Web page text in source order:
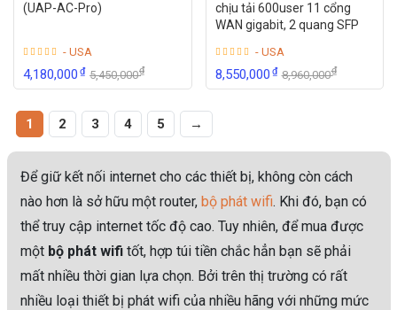
(UAP-AC-Pro)
- USA
4,180,000₫ 5,450,000₫
chịu tải 600user 11 cổng
WAN gigabit, 2 quang SFP
- USA
8,550,000₫ 8,960,000₫
1 2 3 4 5 →
Để giữ kết nối internet cho các thiết bị, không còn cách
nào hơn là sở hữu một router, bộ phát wifi. Khi đó, bạn có
thể truy cập internet tốc độ cao. Tuy nhiên, để mua được
một bộ phát wifitốt, hợp túi tiền chắc hẳn bạn sẽ phải
mất nhiều thời gian lựa chọn. Bởi trên thị trường có rất
nhiều loại thiết bị phát wifi của nhiều hãng với những mức